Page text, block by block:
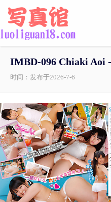
IMBD-096 Chiaki Aoi
时间：发布于2026-7-6